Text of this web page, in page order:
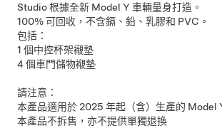
Studio 根據全新 Model Y 車輛量身打造。
100% 可回收，不含鎘、鉛、乳膠和 PVC。
包括：
1 個中控杯架襯墊
4 個車門儲物襯墊
請注意：
本產品適用於 2025 年起（含）生產的 Model
本產品不拆售，亦不提供單獨退換